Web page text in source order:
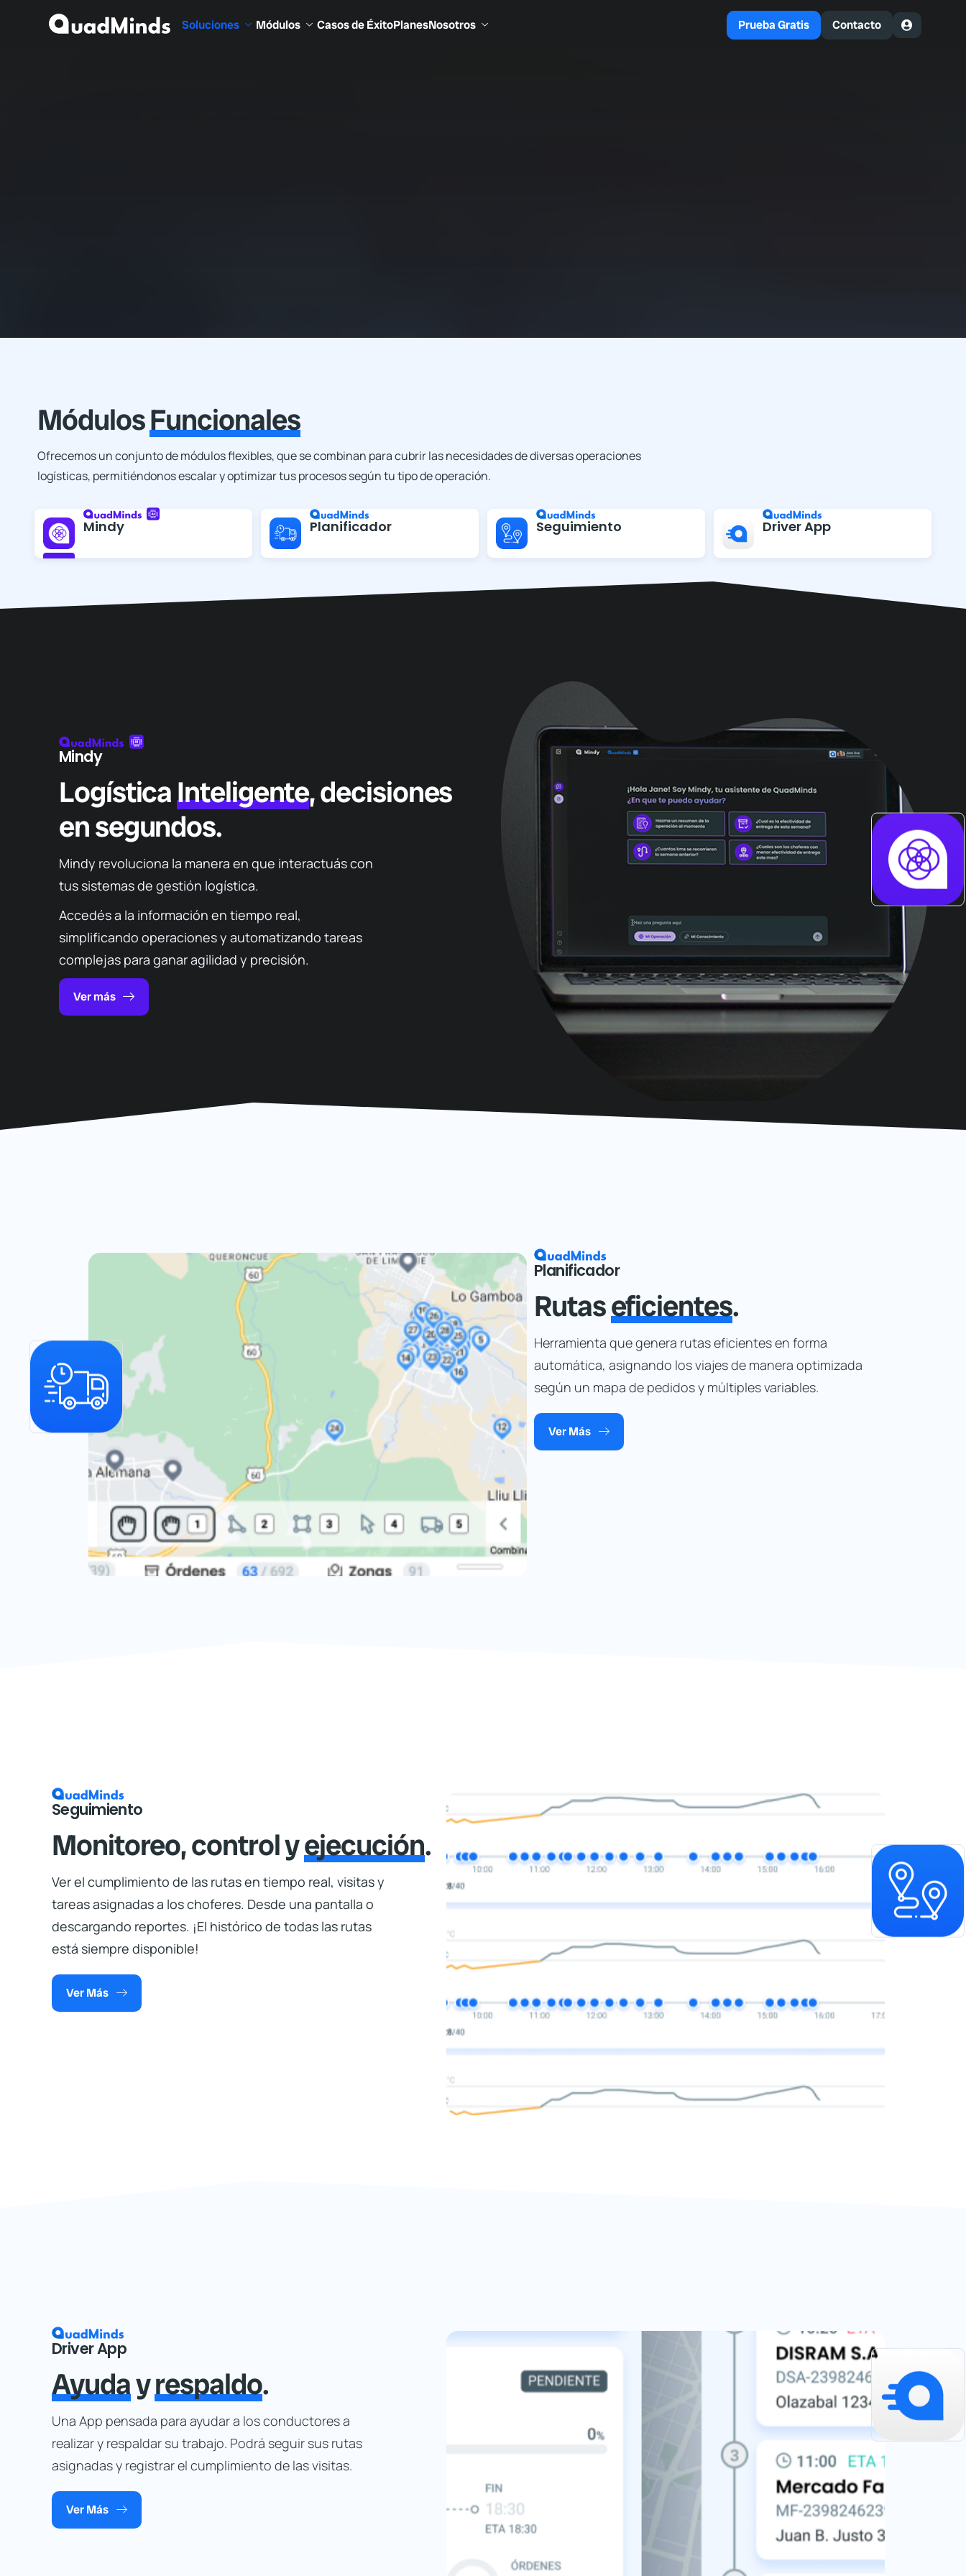
Soluciones Módulos Casos de ÉxitoPlanesNosotros Prueba Gratis Contacto
Empresas deReparto de Paquetería
En el vertiginoso mundo delReparto de Paquetería, cada minuto cuenta. Necesitas soluciones
robustas que te permitan manejar grandes volúmenes de envíos con máxima eficiencia, agilidad y
MódulosFuncionales
Ofrecemos un conjunto de módulos flexibles, que se combinan para cubrir las necesidades de diversas operaciones
logísticas, permitiéndonos escalar y optimizar tus procesos según tu tipo de operación.
Mindy Planificador Seguimiento Driver App
Mindy
LogísticaInteligente, decisiones
en segundos.
Mindy revoluciona la manera en que interactuáscon
tus sistemas de gestión logística.
Accedés a la información en tiempo real,
simplificando operaciones y automatizando tareas
complejas para ganar agilidad y precisión.
Ver más
Planificador
Rutaseficientes.
Herramienta que genera rutas eficientes en forma
automática, asignando los viajes de manera optimizada
según un mapa de pedidos y múltiples variables.
Ver Más
Seguimiento
Monitoreo, control yejecución.
Ver el cumplimiento de las rutas en tiempo real, visitas y
tareas asignadas a los choferes. Desde una pantalla o
descargando reportes. ¡El histórico de todas las rutas
está siempre disponible!
Ver Más
Driver App
Ayudayrespaldo.
Una App pensada para ayudar a los conductores a
realizar y respaldar su trabajo. Podrá seguir sus rutas
asignadas y registrar el cumplimiento de las visitas.
Ver Más